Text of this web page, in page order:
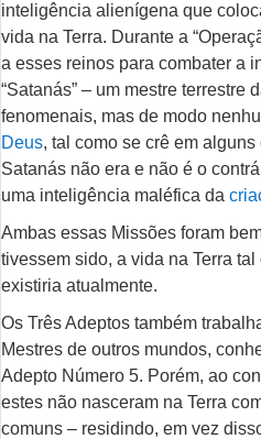
inteligência alienígena que
vida na Terra. Durante a
a esses reinos para combater a
“Satanás” – um mestre terrestre
fenomenais, mas de modo
Deus, tal como se crê em
Satanás não era e não é o
uma inteligência maléfica da
Ambas essas Missões foram
tivessem sido, a vida na Terra
existiria atualmente.
Os Três Adeptos também
Mestres de outros mundos,
Adepto Número 5. Porém, ao
estes não nasceram na Terra
comuns – residindo, em vez